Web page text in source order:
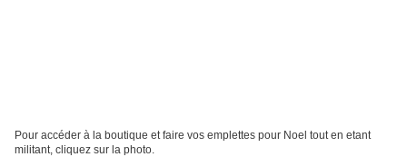
Pour accéder à la boutique et faire vos emplettes pour Noel tout en etant
militant, cliquez sur la photo.